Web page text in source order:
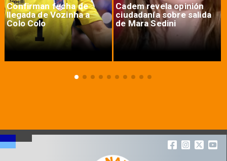
Confirman fecha de
llegada de Vozinha a
Colo Colo
Cadem revela opinión
ciudadanía sobre salida
de Mara Sedini